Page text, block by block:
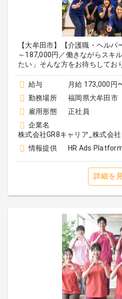
【大牟田市】【介護職・ヘル
～187,000円／働きながらスキ
たい」そんな方をお待ちしてお
給与
月給 173,000円
勤務場所
福岡県大牟田市
雇用形態
正社員
企業名
株式会社GR8キャリア_株式会社
情報提供
HR Ads
詳細を